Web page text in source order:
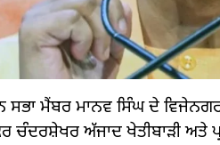
ਸਭਾ ਮੈਂਬਰ ਮਾਨਵ ਸਿੰਘ ਦੇ
ਚੰਦਰਸ਼ੇਖਰ ਅੱਜਾਦ ਖੇਤੀਬਾੜੀ ਅਤੇ